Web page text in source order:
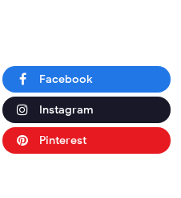
Facebook
Instagram
Pinterest